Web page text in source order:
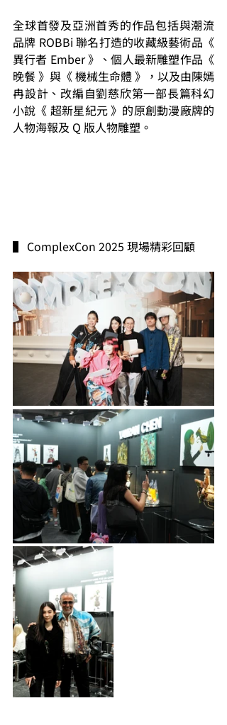
全球首發及亞洲首秀的作品包括與潮流
品牌 ROBBi 聯名打造的收藏級藝術品《
異行者 Ember 》、個人最新雕塑作品《
晚餐 》與《 機械生命體 》，以及由陳嫣
冉設計、改編自劉慈欣第一部長篇科幻
小說《 超新星紀元 》的原創動漫廠牌的
人物海報及 Q 版人物雕塑。
▌ ComplexCon 2025 現場精彩回顧